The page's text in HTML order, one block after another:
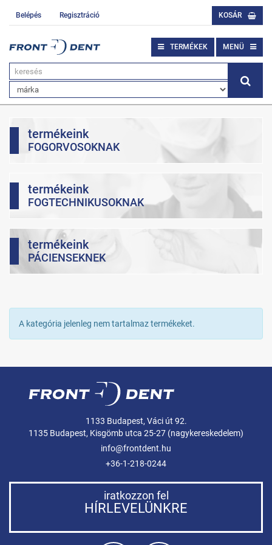
Belépés Regisztráció KOSÁR
TERMÉKEK MENÜ
termékeink
FOGORVOSOKNAK
termékeink
FOGTECHNIKUSOKNAK
termékeink
PÁCIENSEKNEK
A kategória jelenleg nem tartalmaz termékeket.
1133 Budapest, Váci út 92.
1135 Budapest, Kisgömb utca 25-27 (nagykereskedelem)
info@frontdent.hu
+36-1-218-0244
iratkozzon fel
HÍRLEVELÜNKRE